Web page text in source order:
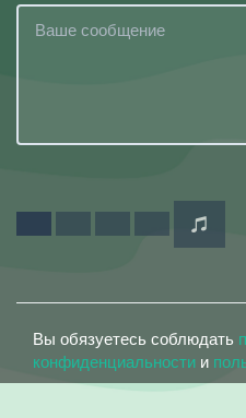
Вы обязуетесь соблюдать
конфиденциальности и